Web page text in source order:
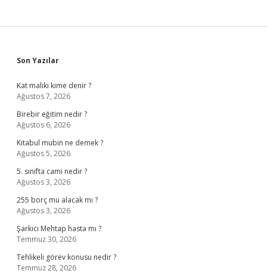
Sidebar
Son Yazılar
Kat maliki kime denir ?
Ağustos 7, 2026
Birebir eğitim nedir ?
Ağustos 6, 2026
Kitabul mubin ne demek ?
Ağustos 5, 2026
5. sınıfta cami nedir ?
Ağustos 3, 2026
255 borç mu alacak mı ?
Ağustos 3, 2026
Şarkıcı Mehtap hasta mı ?
Temmuz 30, 2026
Tehlikeli görev konusu nedir ?
Temmuz 28, 2026